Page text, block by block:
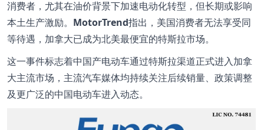
消费者，尤其在油价背景下加速电动化转型，但长期或影响
本土生产激励。 MotorTrend指出，美国消费者无法享受同
等待遇，加拿大已成为北美最便宜的特斯拉市场。
这一事件标志着中国产电动车通过特斯拉渠道正式进入加拿
大主流市场，主流汽车媒体均持续关注后续销量、政策调整
及更广泛的中国电动车进入动态。